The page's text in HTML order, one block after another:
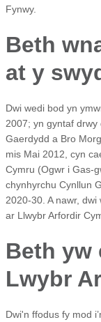
Fynwy.
Beth
at y
Dwi wedi bod yn
2007; yn gyntaf drwy
Gaerdydd a Bro
mis Mai 2012, cyn
Cymru (Ogwr i Gas-
chynhyrchu Cynllun
2020-30. A nawr,
ar Llwybr Arfordir
Beth yw
Lwybr
Dwi'n ffodus fy mod